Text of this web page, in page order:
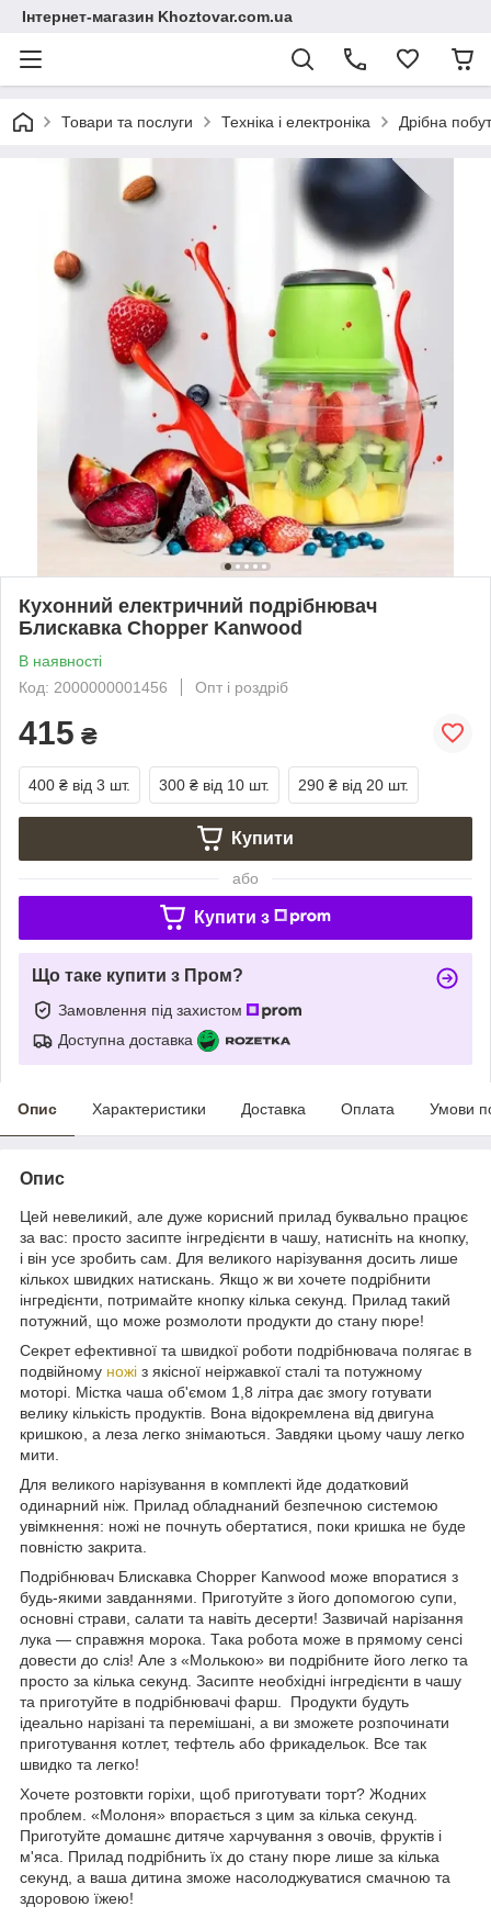
Інтернет-магазин Khoztovar.com.ua
Товари та послуги Техніка і електроніка Дрібна
Кухонний електричний подрібнювач
Блискавка Chopper Kanwood
В наявності
Код: 2000000001456
Опт і роздріб
415 ₴
400 ₴ від 3 шт. 300 ₴ від 10 шт. 290 ₴ від 20 шт.
Купити
або
Купити з
Що таке купити з Пром?
Замовлення під захистом
Доступна доставка
Опис Характеристики Доставка Оплата Умови
Опис
Цей невеликий, але дуже корисний прилад буквально працює
за вас: просто засипте інгредієнти в чашу, натисніть на кнопку,
і він усе зробить сам. Для великого нарізування досить лише
кількох швидких натискань. Якщо ж ви хочете подрібнити
інгредієнти, потримайте кнопку кілька секунд. Прилад такий
потужний, що може розмолоти продукти до стану пюре!
Секрет ефективної та швидкої роботи подрібнювача полягає в
подвійному ножі з якісної неіржавкої сталі та потужному
моторі. Містка чаша об'ємом 1,8 літра дає змогу готувати
велику кількість продуктів. Вона відокремлена від двигуна
кришкою, а леза легко знімаються. Завдяки цьому чашу легко
мити.
Для великого нарізування в комплекті йде додатковий
одинарний ніж. Прилад обладнаний безпечною системою
увімкнення: ножі не почнуть обертатися, поки кришка не буде
повністю закрита.
Подрібнювач Блискавка Chopper Kanwood може впоратися з
будь-якими завданнями. Приготуйте з його допомогою супи,
основні страви, салати та навіть десерти! Зазвичай нарізання
лука — справжня морока. Така робота може в прямому сенсі
довести до сліз! Але з «Молькою» ви подрібните його легко та
просто за кілька секунд. Засипте необхідні інгредієнти в чашу
та приготуйте в подрібнювачі фарш. Продукти будуть
ідеально нарізані та перемішані, а ви зможете розпочинати
приготування котлет, тефтель або фрикадельок. Все так
швидко та легко!
Хочете розтовкти горіхи, щоб приготувати торт? Жодних
проблем. «Молоня» впорається з цим за кілька секунд.
Приготуйте домашнє дитяче харчування з овочів, фруктів і
м'яса. Прилад подрібнить їх до стану пюре лише за кілька
секунд, а ваша дитина зможе насолоджуватися смачною та
здоровою їжею!